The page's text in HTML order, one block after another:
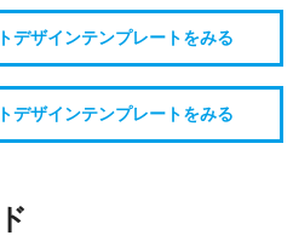
デザインテンプレートをみる
デザインテンプレートをみる